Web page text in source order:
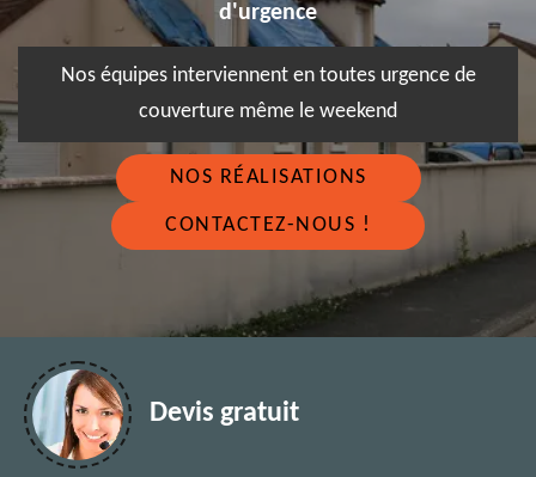
d'urgence
Nos équipes interviennent en toutes urgence de
couverture même le weekend
NOS RÉALISATIONS
CONTACTEZ-NOUS !
Devis gratuit